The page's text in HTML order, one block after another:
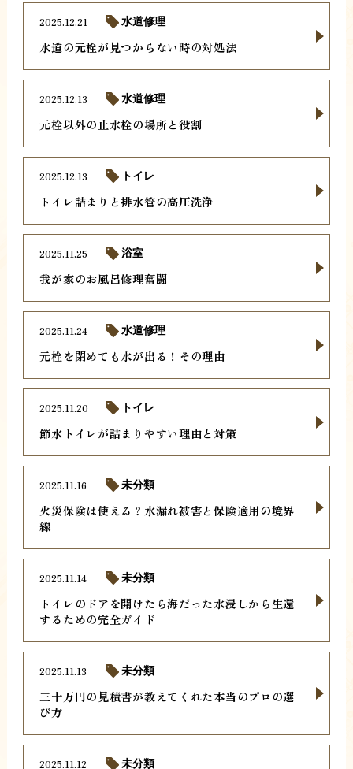
水道の元栓が見つからない時の対処法
2025.12.21 水道修理
元栓以外の止水栓の場所と役割
2025.12.13 水道修理
トイレ詰まりと排水管の高圧洗浄
2025.12.13 トイレ
我が家のお風呂修理奮闘
2025.11.25 浴室
元栓を閉めても水が出る！その理由
2025.11.24 水道修理
節水トイレが詰まりやすい理由と対策
2025.11.20 トイレ
火災保険は使える？水漏れ被害と保険適用の境界
線
2025.11.16 未分類
トイレのドアを開けたら海だった水浸しから生還
するための完全ガイド
2025.11.14 未分類
三十万円の見積書が教えてくれた本当のプロの選
び方
2025.11.13 未分類
2025.11.12 未分類